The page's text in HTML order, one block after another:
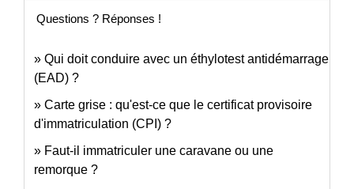
Questions ? Réponses !
Qui doit conduire avec un éthylotest antidémarrage
(EAD) ?
Carte grise : qu'est-ce que le certificat provisoire
d'immatriculation (CPI) ?
Faut-il immatriculer une caravane ou une
remorque ?